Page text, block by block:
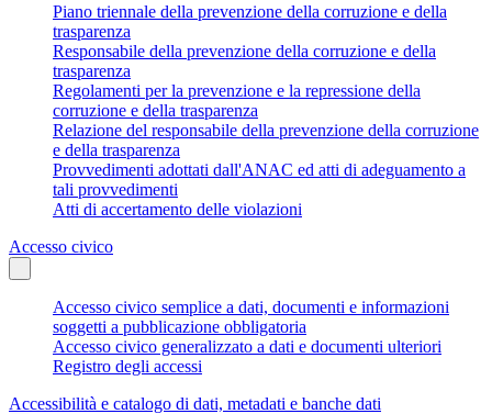
Piano triennale della prevenzione della corruzione e della
trasparenza
Responsabile della prevenzione della corruzione e della
trasparenza
Regolamenti per la prevenzione e la repressione della
corruzione e della trasparenza
Relazione del responsabile della prevenzione della corruzione
e della trasparenza
Provvedimenti adottati dall'ANAC ed atti di adeguamento a
tali provvedimenti
Atti di accertamento delle violazioni
Accesso civico
Accesso civico semplice a dati, documenti e informazioni
soggetti a pubblicazione obbligatoria
Accesso civico generalizzato a dati e documenti ulteriori
Registro degli accessi
Accessibilità e catalogo di dati, metadati e banche dati